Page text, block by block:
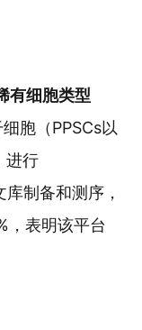
有细胞类型
胞（PPSCs以
进行
制备和测序，
，表明该平台